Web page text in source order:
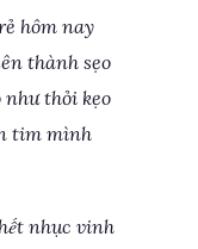
hôm nay
thành sẹo
như thỏi kẹo
tim mình
nhục vinh